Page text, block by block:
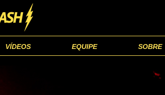
VÍDEOS EQUIPE SOBRE